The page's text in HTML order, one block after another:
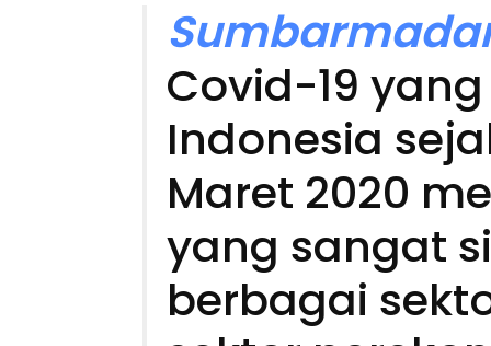
Covid-19
Indonesia
Maret 2020
yang sangat
berbagai